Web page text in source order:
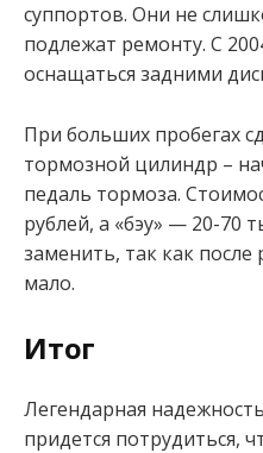
суппортов. Они не
подлежат ремонту. С
оснащаться задними
При больших пробегах
тормозной цилиндр –
педаль тормоза.
рублей, а «бэу» — 20-70
заменить, так как
мало.
Итог
Легендарная
придется потрудиться,